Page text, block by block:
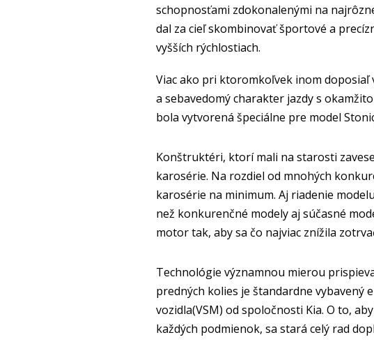
schopnosťami zdokonalenými na
dal za cieľ skombinovať športové a
vyšších rýchlostiach.
Viac ako pri ktoromkoľvek inom
a sebavedomý charakter jazdy s
bola vytvorená špeciálne pre model
Konštruktéri, ktorí mali na starosti
karosérie. Na rozdiel od mnohých
karosérie na minimum. Aj riadenie
než konkurenčné modely aj súčasné
motor tak, aby sa čo najviac znížila
Technológie významnou mierou
predných kolies je štandardne vybavený
vozidla(VSM) od spoločnosti Kia. O to,
každých podmienok, sa stará celý rad